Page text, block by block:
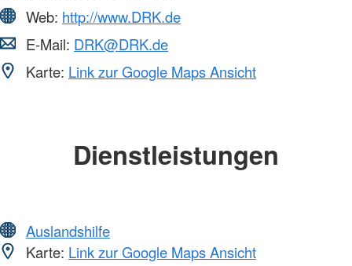
Web: http://www.DRK.de
E-Mail: DRK@DRK.de
Karte: Link zur Google Maps Ansicht
Dienstleistungen
Auslandshilfe
Karte: Link zur Google Maps Ansicht